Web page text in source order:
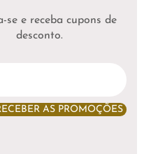
se e receba cupons de
desconto.
AS PROMOÇÕES